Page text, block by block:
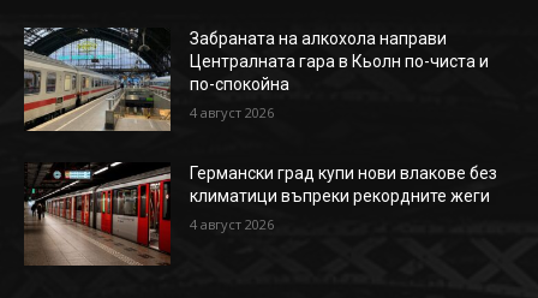
Забраната на алкохола направи
Централната гара в Кьолн по-чиста и
по-спокойна
4 август 2026
Германски град купи нови влакове без
климатици въпреки рекордните жеги
4 август 2026